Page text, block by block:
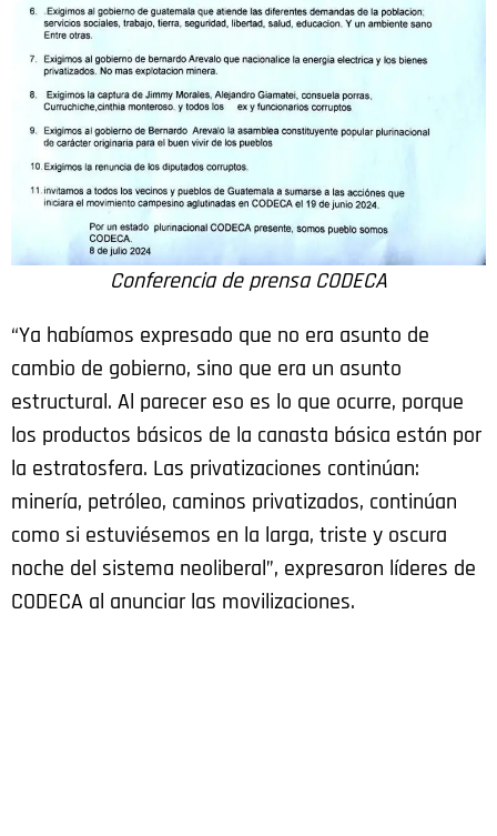
Conferencia de prensa CODECA
“Ya habíamos expresado que no era asunto de
cambio de gobierno, sino que era un asunto
estructural. Al parecer eso es lo que ocurre, porque
los productos básicos de la canasta básica están por
la estratosfera. Las privatizaciones continúan:
minería, petróleo, caminos privatizados, continúan
como si estuviésemos en la larga, triste y oscura
noche del sistema neoliberal”, expresaron líderes de
CODECA al anunciar las movilizaciones.